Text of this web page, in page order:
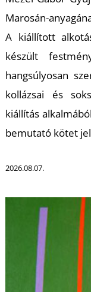
Marosán-
A kiállított
készült
hangsúlyosan
kollázsai és
kiállítás
bemutató kötet
2026.08.07.